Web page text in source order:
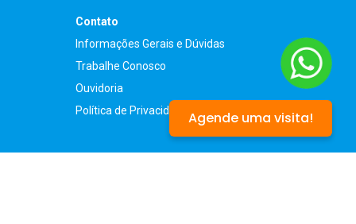
Contato
Informações Gerais e Dúvidas
Trabalhe Conosco
Ouvidoria
Política de Privacidade Agende uma visita!